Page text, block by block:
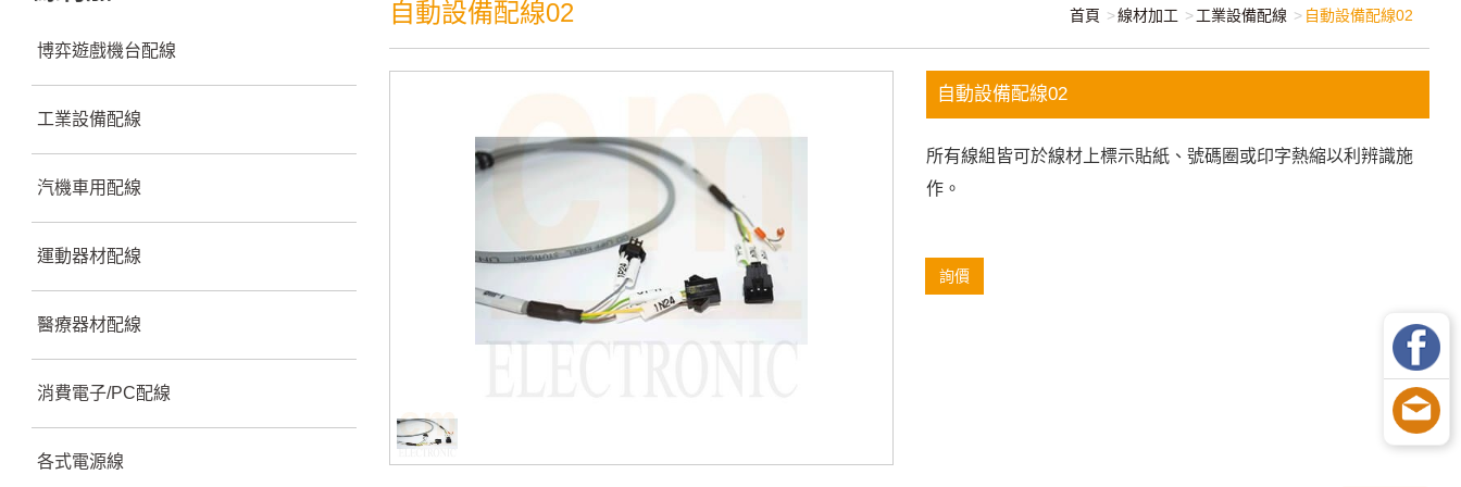
博弈遊戲機台配線
工業設備配線
汽機車用配線
運動器材配線
醫療器材配線
消費電子/PC配線
各式電源線
首頁 線材加工 工業設備配線 自動設備配線02
自動設備配線02
自動設備配線02
所有線組皆可於線材上標示貼紙、號碼圈或印字熱縮以利辨識施
作。
詢價